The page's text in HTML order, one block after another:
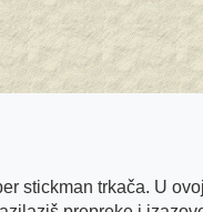
stickman trkača. U